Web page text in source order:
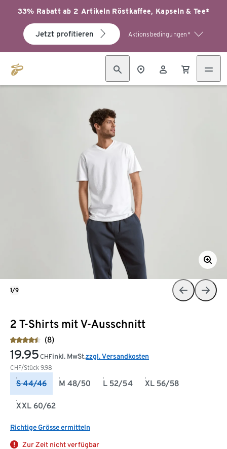
33% Rabatt ab 2 Artikeln Röstkaffee, Kapseln & Tee*
Jetzt profitieren Aktionsbedingungen*
2 T-Shirts mit V-Ausschnitt
(8)
19.95 CHF
CHF/Stück 9.98
inkl. MwSt.zzgl. Versandkosten
S 44/46 M 48/50 L 52/54 XL 56/58
XXL 60/62
Richtige Grösse ermitteln
Zur Zeit nicht verfügbar
1/9